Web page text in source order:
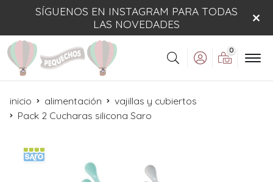
SÍGUENOS EN INSTAGRAM PARA TODAS
LAS NOVEDADES
Buscar
0
inicio alimentación
vajillas y cubiertos
Pack 2 Cucharas silicona Saro